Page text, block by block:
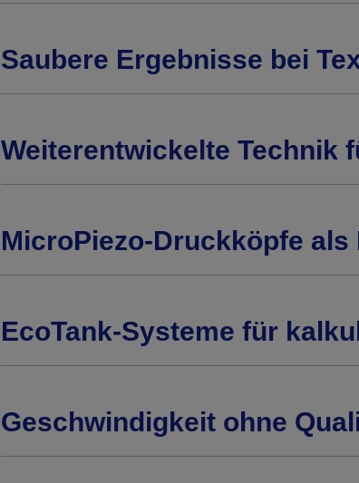
Saubere Ergebnisse bei
Weiterentwickelte Technik
MicroPiezo-Druckköpfe als
EcoTank-Systeme für
Geschwindigkeit ohne